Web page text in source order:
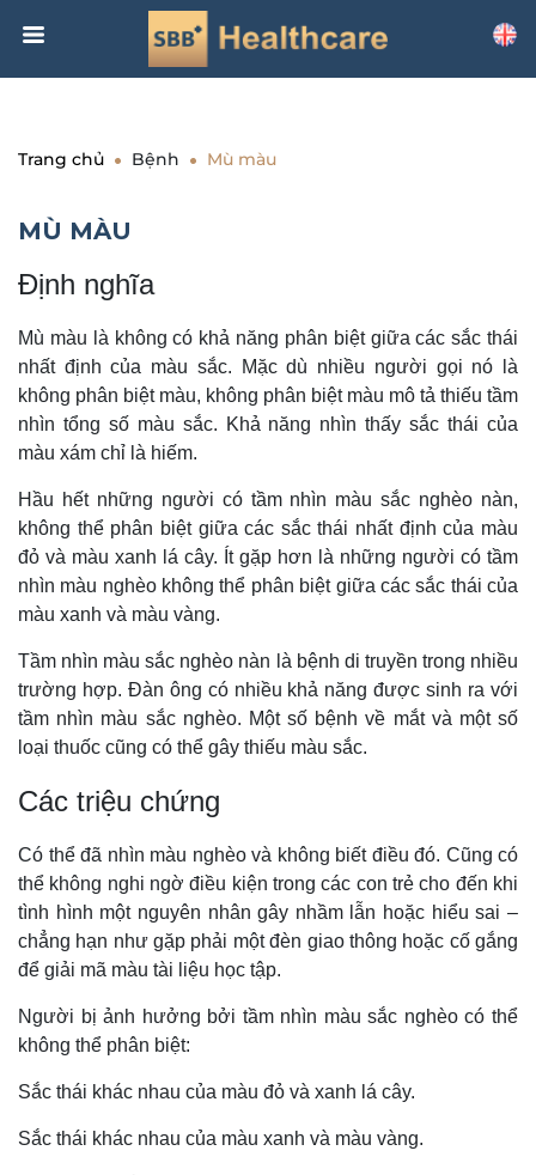
Trang chủ Bệnh Mù màu
MÙ MÀU
Định nghĩa
Mù màu là không có khả năng phân biệt giữa các sắc thái
nhất định của màu sắc. Mặc dù nhiều người gọi nó là
không phân biệt màu, không phân biệt màu mô tả thiếu tầm
nhìn tổng số màu sắc. Khả năng nhìn thấy sắc thái của
màu xám chỉ là hiếm.
Hầu hết những người có tầm nhìn màu sắc nghèo nàn,
không thể phân biệt giữa các sắc thái nhất định của màu
đỏ và màu xanh lá cây. Ít gặp hơn là những người có tầm
nhìn màu nghèo không thể phân biệt giữa các sắc thái của
màu xanh và màu vàng.
Tầm nhìn màu sắc nghèo nàn là bệnh di truyền trong nhiều
trường hợp. Đàn ông có nhiều khả năng được sinh ra với
tầm nhìn màu sắc nghèo. Một số bệnh về mắt và một số
loại thuốc cũng có thể gây thiếu màu sắc.
Các triệu chứng
Có thể đã nhìn màu nghèo và không biết điều đó. Cũng có
thể không nghi ngờ điều kiện trong các con trẻ cho đến khi
tình hình một nguyên nhân gây nhầm lẫn hoặc hiểu sai –
chẳng hạn như gặp phải một đèn giao thông hoặc cố gắng
để giải mã màu tài liệu học tập.
Người bị ảnh hưởng bởi tầm nhìn màu sắc nghèo có thể
không thể phân biệt:
Sắc thái khác nhau của màu đỏ và xanh lá cây.
Sắc thái khác nhau của màu xanh và màu vàng.